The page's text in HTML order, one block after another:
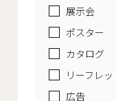
展示会
ポスター
カタログ
リーフレッ
広告